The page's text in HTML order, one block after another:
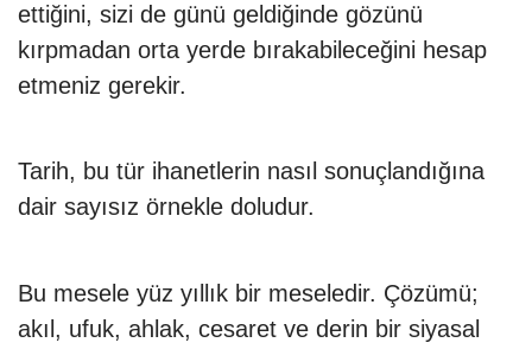
ettiğini, sizi de günü geldiğinde gözünü
kırpmadan orta yerde bırakabileceğini hesap
etmeniz gerekir.
Tarih, bu tür ihanetlerin nasıl sonuçlandığına
dair sayısız örnekle doludur.
Bu mesele yüz yıllık bir meseledir. Çözümü;
akıl, ufuk, ahlak, cesaret ve derin bir siyasal